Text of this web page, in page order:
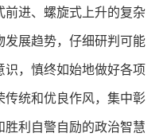
进、螺旋式上升的复杂
展趋势，仔细研判可能
，慎终如始地做好各项
统和优良作风，集中彰
利自警自励的政治智慧